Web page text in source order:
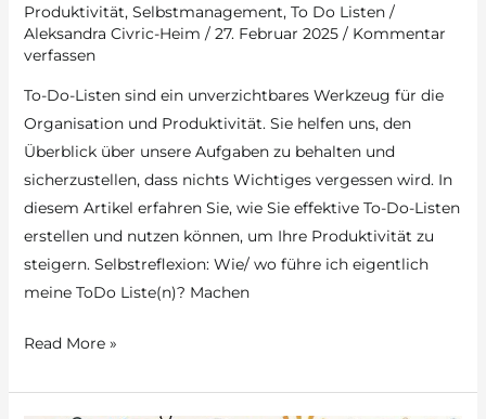
Produktivität, Selbstmanagement, To Do Listen/
Aleksandra Civric-Heim / 27. Februar 2025 / Kommentar
verfassen
To-Do-Listen sind ein unverzichtbares Werkzeug für die
Organisation und Produktivität. Sie helfen uns, den
Überblick über unsere Aufgaben zu behalten und
sicherzustellen, dass nichts Wichtiges vergessen wird. In
diesem Artikel erfahren Sie, wie Sie effektive To-Do-Listen
erstellen und nutzen können, um Ihre Produktivität zu
steigern. Selbstreflexion: Wie/ wo führe ich eigentlich
meine ToDo Liste(n)? Machen
Nie
den
Read More »